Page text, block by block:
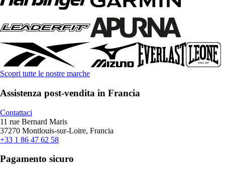
Scopri tutte le nostre marche
Assistenza post-vendita in Francia
Contattaci
11 rue Bernard Maris
37270 Montlouis-sur-Loire, Francia
+33 1 86 47 62 58
Pagamento sicuro